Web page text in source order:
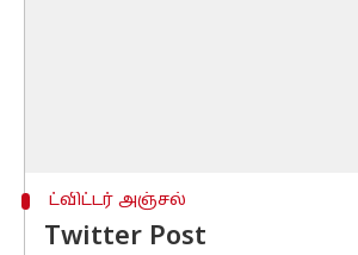
ட்விட்டர் அஞ்சல்
Twitter Post